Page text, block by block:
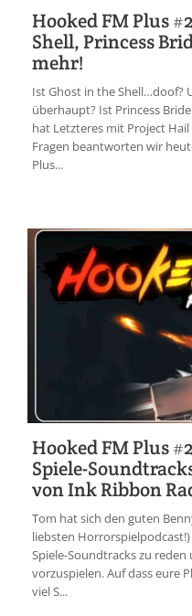
Hooked FM Plus
Shell, Princess
mehr!
Ist Ghost in the Shell…doof?
überhaupt? Ist Princess
hat Letzteres mit Project
Fragen beantworten wir
Plus...
Hooked FM Plus
Spiele-
von Ink Ribbon
Tom hat sich den guten
liebsten
Spiele-Soundtracks zu
vorzuspielen. Auf dass eure
viel S...